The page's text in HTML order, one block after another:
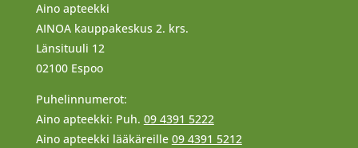
Aino apteekki
AINOA kauppakeskus 2. krs.
Länsituuli 12
02100 Espoo
Puhelinnumerot:
Aino apteekki: Puh. 09 4391 5222
Aino apteekki lääkäreille 09 4391 5212